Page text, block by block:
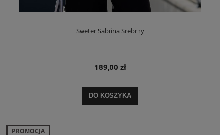
Sweter Sabrina Srebrny
189,00 zł
DO KOSZYKA
PROMOCJA